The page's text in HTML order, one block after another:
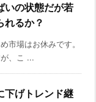
いの状態だが若
れるか？
市場はお休みです。
、こ ...
下げトレンド継